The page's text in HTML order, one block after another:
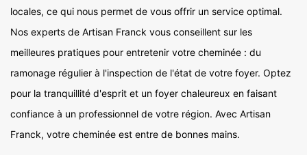
locales, ce qui nous permet de vous offrir un service optimal.
Nos experts de Artisan Franck vous conseillent sur les
meilleures pratiques pour entretenir votre cheminée : du
ramonage régulier à l'inspection de l'état de votre foyer. Optez
pour la tranquillité d'esprit et un foyer chaleureux en faisant
confiance à un professionnel de votre région. Avec Artisan
Franck, votre cheminée est entre de bonnes mains.